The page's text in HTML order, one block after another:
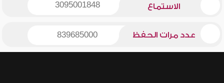
الاستماع 3095001848
عدد مرات الحفظ 839685000